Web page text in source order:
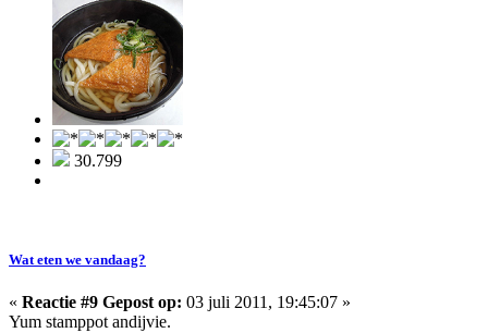
30.799
Wat eten we vandaag?
« Reactie #9 Gepost op: 03 juli 2011, 19:45:07 »
Yum stamppot andijvie.